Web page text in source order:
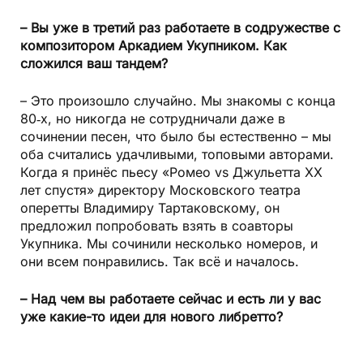
– Вы уже в третий раз работаете в содружестве с
композитором Аркадием Укупником. Как
сложился ваш тандем?
– Это произошло случайно. Мы знакомы с конца
80‑х, но никогда не сотрудничали даже в
сочинении песен, что было бы естественно – мы
оба считались удачливыми, топовыми авторами.
Когда я принёс пьесу «Ромео vs Джульетта ХХ
лет спустя» директору Московского театра
оперетты Владимиру Тартаковскому, он
предложил попробовать взять в соавторы
Укупника. Мы сочинили несколько номеров, и
они всем понравились. Так всё и началось.
– Над чем вы работаете сейчас и есть ли у вас
уже какие-то идеи для нового либретто?